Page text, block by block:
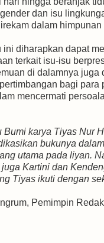
dan isu
dalam
ini diharapkan dapat
terkait isu-isu
di dalamnya juga
bagi para
mencermati
Bumi karya Tiyas Nur
bukunya
utama pada liyan.
Kartini dan
Tiyas ikuti dengan
Pemimpin